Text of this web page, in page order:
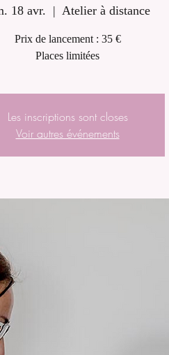
18 avr.
  |
Atelier à distance
Prix de lancement : 35 €
Places limitées
Les inscriptions sont closes
Voir autres événements